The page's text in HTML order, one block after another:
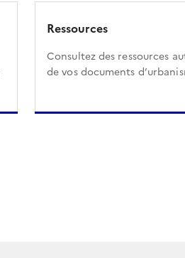
Ressources
Consultez des ressources
de vos documents